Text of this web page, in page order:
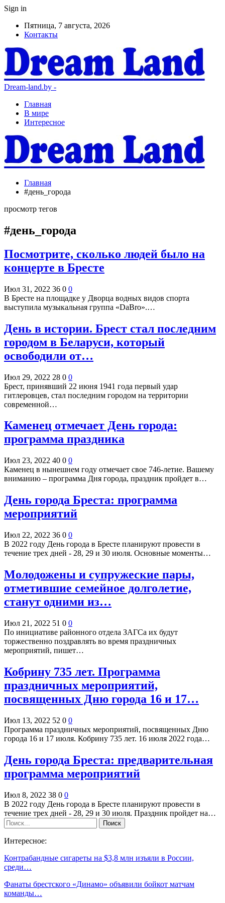
Sign in
Пятница, 7 августа, 2026
Контакты
Dream-land.by -
Главная
В мире
Интересное
Главная
#день_города
просмотр тегов
#день_города
Посмотрите, сколько людей было на
концерте в Бресте
Июл 31, 2022 36 0 0
В Бресте на площадке у Дворца водных видов спорта
выступила музыкальная группа «DaBro».…
День в истории. Брест стал последним
городом в Беларуси, который
освободили от…
Июл 29, 2022 28 0 0
Брест, принявший 22 июня 1941 года первый удар
гитлеровцев, стал последним городом на территории
современной…
Каменец отмечает День города:
программа праздника
Июл 23, 2022 40 0 0
Каменец в нынешнем году отмечает свое 746-летие. Вашему
вниманию – программа Дня города, праздник пройдет в…
День города Бреста: программа
мероприятий
Июл 22, 2022 36 0 0
В 2022 году День города в Бресте планируют провести в
течение трех дней - 28, 29 и 30 июля. Основные моменты…
Молодожены и супружеские пары,
отметившие семейное долголетие,
станут одними из…
Июл 21, 2022 51 0 0
По инициативе районного отдела ЗАГСа их будут
торжественно поздравлять во время праздничных
мероприятий, пишет…
Кобрину 735 лет. Программа
праздничных мероприятий,
посвященных Дню города 16 и 17…
Июл 13, 2022 52 0 0
Программа праздничных мероприятий, посвященных Дню
города 16 и 17 июля. Кобрину 735 лет. 16 июля 2022 года…
День города Бреста: предварительная
программа мероприятий
Июл 8, 2022 38 0 0
В 2022 году День города в Бресте планируют провести в
течение трех дней - 28, 29 и 30 июля. Праздник пройдет на…
Интересное:
Контрабандные сигареты на $3,8 млн изъяли в России,
среди…
Фанаты брестского «Динамо» объявили бойкот матчам
команды…